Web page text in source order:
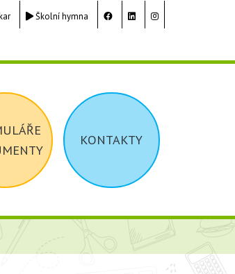
Školní hymna
KONTAKTY